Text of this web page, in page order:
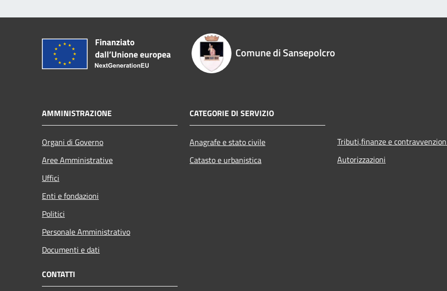
Comune di Sansepolcro
AMMINISTRAZIONE
Organi di Governo
Aree Amministrative
Uffici
Enti e fondazioni
Politici
Personale Amministrativo
Documenti e dati
CATEGORIE DI SERVIZIO
Anagrafe e stato civile
Catasto e urbanistica
Tributi,finanze e
Autorizzazioni
CONTATTI